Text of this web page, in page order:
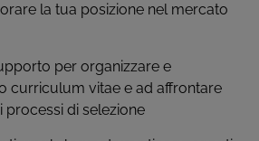
la tua posizione nel mercato
per organizzare e
curriculum vitae e ad affrontare
processi di selezione